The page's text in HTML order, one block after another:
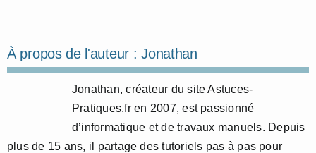
À propos de l'auteur :Jonathan
Jonathan, créateur du site Astuces-
Pratiques.fr en 2007, est passionné
d’informatique et de travaux manuels. Depuis
plus de 15 ans, il partage des tutoriels pas à pas pour